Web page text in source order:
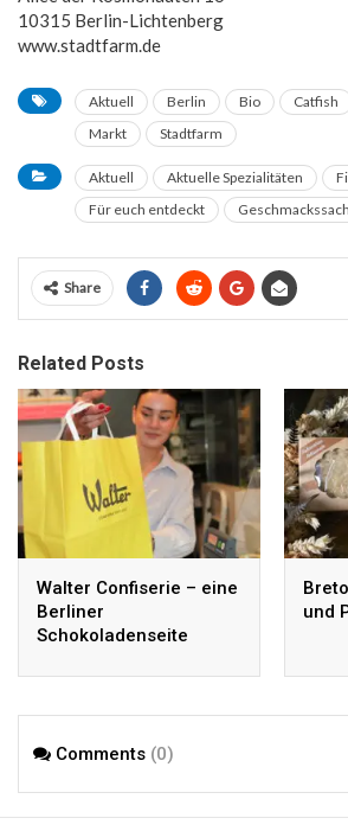
10315 Berlin-Lichtenberg
www.stadtfarm.de
Aktuell Berlin Bio Catfish
Markt
Stadtfarm
Aktuell Aktuelle Spezialitäten
Für euch entdeckt
Share
Related Posts
Walter Confiserie – eine
Berliner
Schokoladenseite
und
Comments (0)